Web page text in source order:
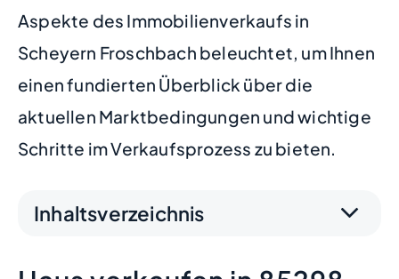
Aspekte des Immobilienverkaufs in
Scheyern Froschbach beleuchtet, um Ihnen
einen fundierten Überblick über die
aktuellen Marktbedingungen und wichtige
Schritte im Verkaufsprozess zu bieten.
Inhaltsverzeichnis